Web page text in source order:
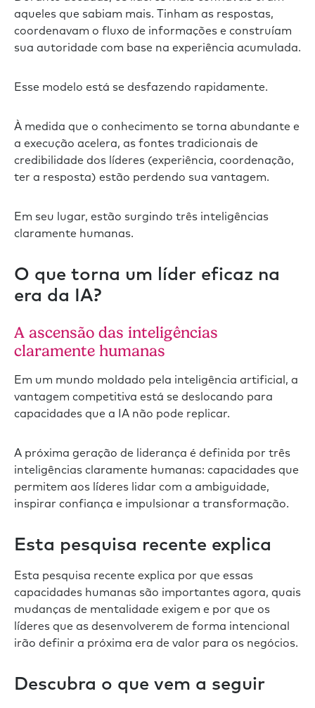
aqueles que sabiam mais. Tinham as respostas,
coordenavam o fluxo de informações e construíam
sua autoridade com base na experiência acumulada.
Esse modelo está se desfazendo rapidamente.
À medida que o conhecimento se torna abundante e
a execução acelera, as fontes tradicionais de
credibilidade dos líderes (experiência, coordenação,
ter a resposta) estão perdendo sua vantagem.
Em seu lugar, estão surgindo três inteligências
claramente humanas.
O que torna um líder eficaz na
era da IA?
A ascensão das inteligências
claramente humanas
Em um mundo moldado pela inteligência artificial, a
vantagem competitiva está se deslocando para
capacidades que a IA não pode replicar.
A próxima geração de liderança é definida por três
inteligências claramente humanas: capacidades que
permitem aos líderes lidar com a ambiguidade,
inspirar confiança e impulsionar a transformação.
Esta pesquisa recente explica
Esta pesquisa recente explica por que essas
capacidades humanas são importantes agora, quais
mudanças de mentalidade exigem e por que os
líderes que as desenvolverem de forma intencional
irão definir a próxima era de valor para os negócios.
Descubra o que vem a seguir